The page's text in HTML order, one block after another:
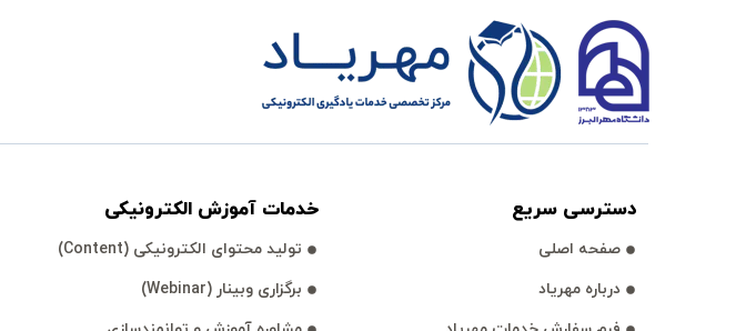
دسترسی سريع
صفحه اصلی
درباره مهرياد
خدمات آموزش الكترونیكی
توليد محتوای الكترونیكی (Content)
برگزاری وبينار (Webinar)